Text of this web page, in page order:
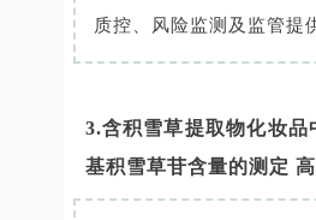
质控、风险监测及监管提
3.含积雪草提取物化妆品
基积雪草苷含量的测定